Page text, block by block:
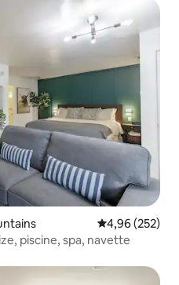
Note
4,96 (252)
piscine, spa, navette